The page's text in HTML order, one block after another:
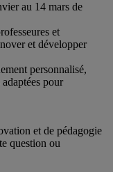
au 14 mars de
et
et développer
personnalisé,
pour
et de pédagogie
question ou